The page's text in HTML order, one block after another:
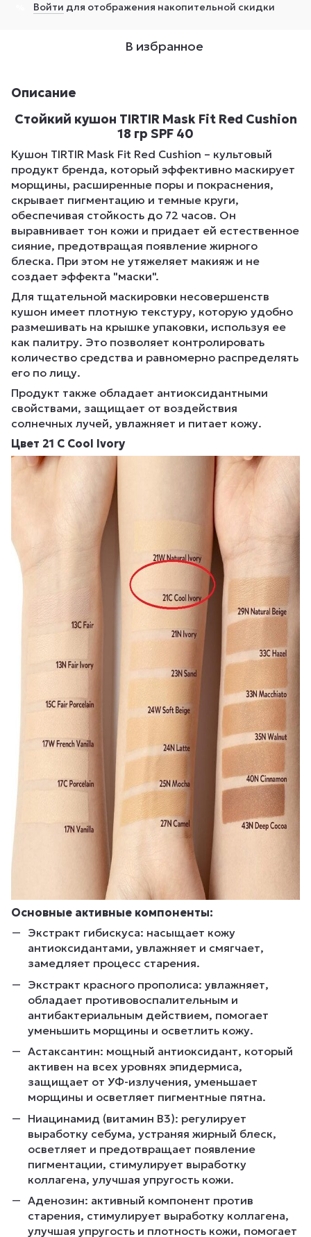
Войти для отображения накопительной скидки
В избранное
Описание
Стойкий кушон TIRTIR Mask Fit Red Cushion
18 гр SPF 40
Кушон TIRTIR Mask Fit Red Cushion – культовый
продукт бренда, который эффективно маскирует
морщины, расширенные поры и покраснения,
скрывает пигментацию и темные круги,
обеспечивая стойкость до 72 часов. Он
выравнивает тон кожи и придает ей естественное
сияние, предотвращая появление жирного
блеска. При этом не утяжеляет макияж и не
создает эффекта "маски".
Для тщательной маскировки несовершенств
кушон имеет плотную текстуру, которую удобно
размешивать на крышке упаковки, используя ее
как палитру. Это позволяет контролировать
количество средства и равномерно распределять
его по лицу.
Продукт также обладает антиоксидантными
свойствами, защищает от воздействия
солнечных лучей, увлажняет и питает кожу.
Цвет 21 С Cool Ivory
Основные активные компоненты:
Экстракт гибискуса: насыщает кожу
антиоксидантами, увлажняет и смягчает,
замедляет процесс старения.
Экстракт красного прополиса: увлажняет,
обладает противовоспалительным и
антибактериальным действием, помогает
уменьшить морщины и осветлить кожу.
Астаксантин: мощный антиоксидант, который
активен на всех уровнях эпидермиса,
защищает от УФ-излучения, уменьшает
морщины и осветляет пигментные пятна.
Ниацинамид (витамин B3): регулирует
выработку себума, устраняя жирный блеск,
осветляет и предотвращает появление
пигментации, стимулирует выработку
коллагена, улучшая упругость кожи.
Аденозин: активный компонент против
старения, стимулирует выработку коллагена,
улучшая упругость и плотность кожи, помогает